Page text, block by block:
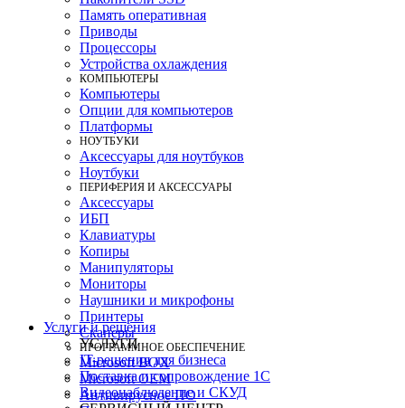
Память оперативная
Приводы
Процессоры
Устройства охлаждения
КОМПЬЮТЕРЫ
Компьютеры
Опции для компьютеров
Платформы
НОУТБУКИ
Аксессуары для ноутбуков
Ноутбуки
ПЕРИФЕРИЯ И АКСЕССУАРЫ
Аксессуары
ИБП
Клавиатуры
Копиры
Манипуляторы
Мониторы
Наушники и микрофоны
Принтеры
Сканеры
ПРОГРАММНОЕ ОБЕСПЕЧЕНИЕ
Microsoft BOX
Microsoft OEM
Антивирусное ПО
Услуги и решения
УСЛУГИ
IT-решения для бизнеса
Поставка и сопровождение 1C
Видеонаблюдение и СКУД